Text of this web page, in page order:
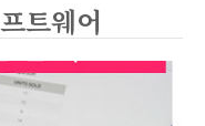
트웨어